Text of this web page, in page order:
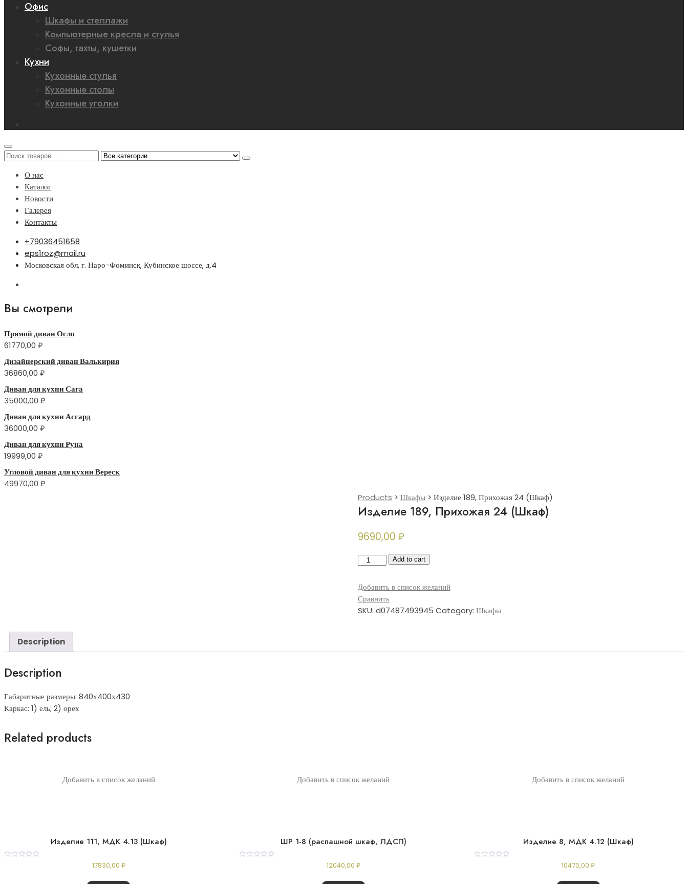
Офис
Шкафы и стеллажи
Компьютерные кресла и стулья
Софы, тахты, кушетки
Кухни
Кухонные стулья
Кухонные столы
Кухонные уголки
О нас
Каталог
Новости
Галерея
Контакты
+79036451658
eps1roz@mail.ru
Московская обл, г. Наро-Фоминск, Кубинское шоссе, д.4
Вы смотрели
Прямой диван Осло
61770,00 ₽
Дизайнерский диван Валькирия
36860,00 ₽
Диван для кухни Сага
35000,00 ₽
Диван для кухни Асгард
36000,00 ₽
Диван для кухни Руна
19999,00 ₽
Угловой диван для кухни Вереск
49970,00 ₽
Products > Шкафы> Изделие 189, Прихожая 24 (Шкаф)
Изделие 189, Прихожая 24 (Шкаф)
9690,00 ₽
Изделие
Прихожая
24
(Шкаф)
Add to cart
Добавить в список желаний
Сравнить
SKU: d07487493945 Category: Шкафы
Description
Description
Габаритные размеры: 840х400х430
Каркас: 1) ель; 2) орех
Related products
Добавить в список желаний
Изделие 111, МДК 4.13 (Шкаф)
17830,00 ₽
Добавить в список желаний
ШР 1-8 (распашной шкаф, ЛДСП)
12040,00 ₽
Добавить в список желаний
Изделие 8, МДК 4.12 (Шкаф)
10470,00₽